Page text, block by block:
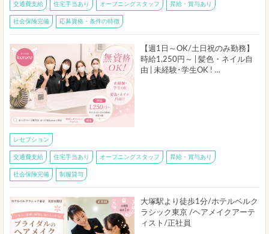
交通費支給 住宅手当あり オープニングスタッフ 昇給・賞与あり
社会保険完備 応募資格・条件の特徴
【週1日～OK/土日祝のみ勤務】
時給1,250円～ | 髪色・ネイル自
由 | 未経験･学生OK ! …
レセプション
交通費支給 住宅手当あり オープニングスタッフ 昇給・賞与あり
社会保険完備 制服貸与
大塚駅より徒歩1分/ホテルベルク
ラシック東京 /ヘアメイクアーテ
ィスト/正社員